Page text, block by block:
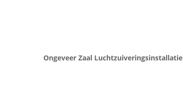
Ongeveer Zaal Luchtzuiveringsinstallatie